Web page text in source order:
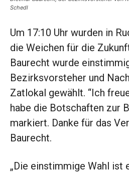
Schedl
Um 17:10 Uhr wurden in
die Weichen für die
Baurecht wurde
Bezirksvorsteher und
Zatlokal gewählt. “Ich
habe die Botschaften zur
markiert. Danke für das
Baurecht.
„Die einstimmige Wahl ist